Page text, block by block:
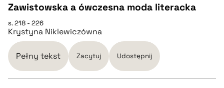
CZYSTY TEKST
pobierz cytat
BIBTEX
Zawistowska a ówczesna moda literacka
s. 218 - 226
Krystyna Niklewiczówna
Pełny tekst Zacytuj Udostępnij